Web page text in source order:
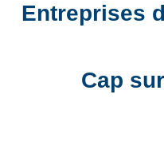
Entreprises
Cap